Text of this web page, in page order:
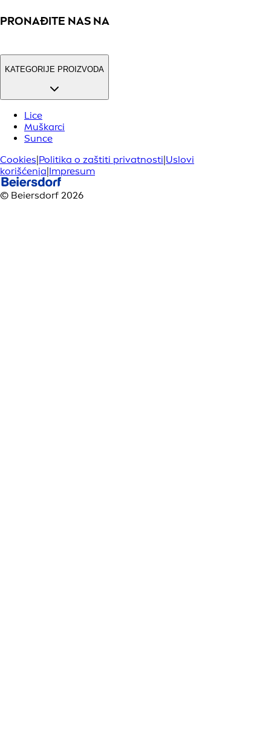
PRONAĐITE NAS NA
KATEGORIJE PROIZVODA
Lice
Muškarci
Sunce
Cookies|Politika o zaštiti privatnosti|Uslovi
korišćenja|Impresum
© Beiersdorf 2026